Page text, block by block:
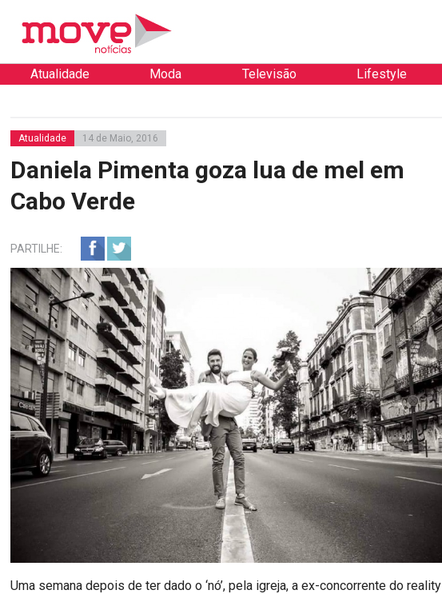
Atualidade Moda Televisão Lifestyle
Atualidade 14 de Maio, 2016
Daniela Pimenta goza lua de mel em
Cabo Verde
PARTILHE:
Uma semana depois de ter dado o ‘nó’, pela igreja, a ex-concorrente do reality